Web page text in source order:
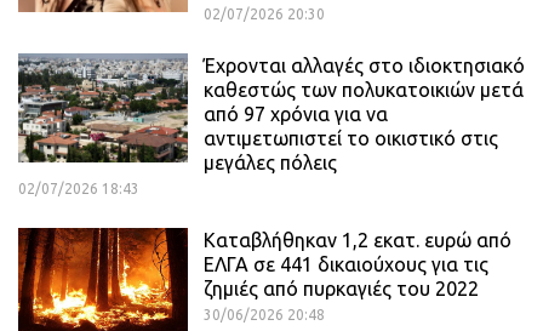
02/07/2026 20:30
Έχρονται αλλαγές στο ιδιοκτησιακό
καθεστώς των πολυκατοικιών μετά
από 97 χρόνια για να
αντιμετωπιστεί το οικιστικό στις
μεγάλες πόλεις
02/07/2026 18:43
Καταβλήθηκαν 1,2 εκατ. ευρώ από
ΕΛΓΑ σε 441 δικαιούχους για τις
ζημιές από πυρκαγιές του 2022
30/06/2026 20:48